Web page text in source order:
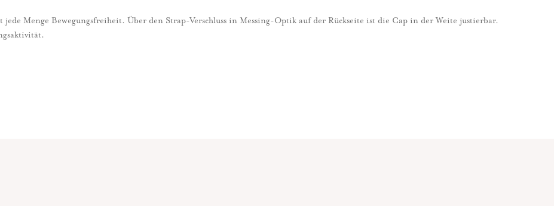
jede Menge Bewegungsfreiheit. Über den Strap-Verschluss in Messing-Optik auf der Rückseite ist die Cap in der Weite justierbar.